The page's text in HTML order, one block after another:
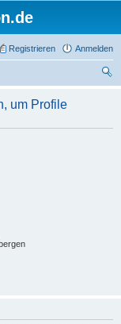
Anmelden
Registrieren
um Profile